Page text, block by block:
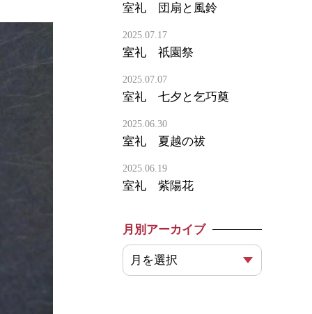
室礼 団扇と風鈴
2025.07.17
室礼 祇園祭
2025.07.07
室礼 七夕と乞巧奠
2025.06.30
室礼 夏越の祓
2025.06.19
室礼 紫陽花
月別アーカイブ